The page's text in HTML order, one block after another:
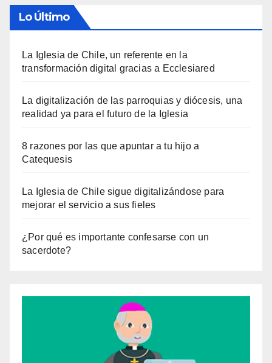
Lo Último
La Iglesia de Chile, un referente en la
transformación digital gracias a Ecclesiared
La digitalización de las parroquias y diócesis, una
realidad ya para el futuro de la Iglesia
8 razones por las que apuntar a tu hijo a
Catequesis
La Iglesia de Chile sigue digitalizándose para
mejorar el servicio a sus fieles
¿Por qué es importante confesarse con un
sacerdote?